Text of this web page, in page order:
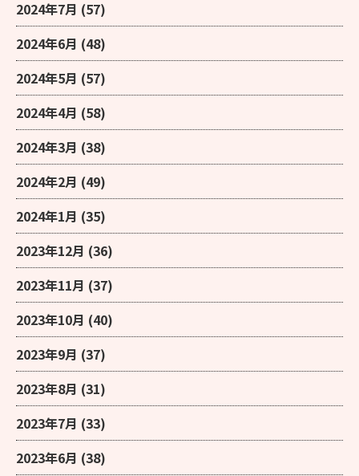
2024年7月 (57)
2024年6月 (48)
2024年5月 (57)
2024年4月 (58)
2024年3月 (38)
2024年2月 (49)
2024年1月 (35)
2023年12月 (36)
2023年11月 (37)
2023年10月 (40)
2023年9月 (37)
2023年8月 (31)
2023年7月 (33)
2023年6月 (38)